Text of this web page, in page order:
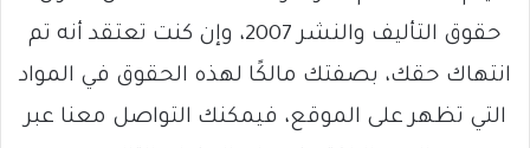
حقوق التأليف والنشر 2007، وإن كنت تعتقد أنه تم
انتهاك حقك، بصفتك مالكًا لهذه الحقوق في المواد
التي تظهر على الموقع، فيمكنك التواصل معنا عبر